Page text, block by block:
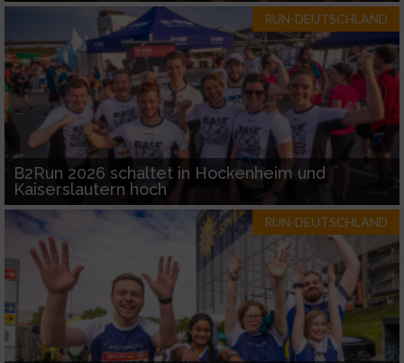
RUN-DEUTSCHLAND
B2Run 2026 schaltet in Hockenheim und
Kaiserslautern hoch
RUN-DEUTSCHLAND